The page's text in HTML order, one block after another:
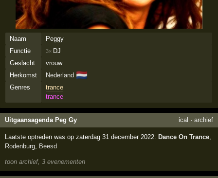
Naam
Peggy
Functie
3× DJ
Geslacht
vrouw
Herkomst
Nederland 🇳🇱
Genres
trance
trance
Uitgaansagenda Peg Gy ical · archief
Laatste optreden was op zaterdag 31 december 2022: Dance On Trance
Rodenburg
Beesd
toon archief, 3 evenementen